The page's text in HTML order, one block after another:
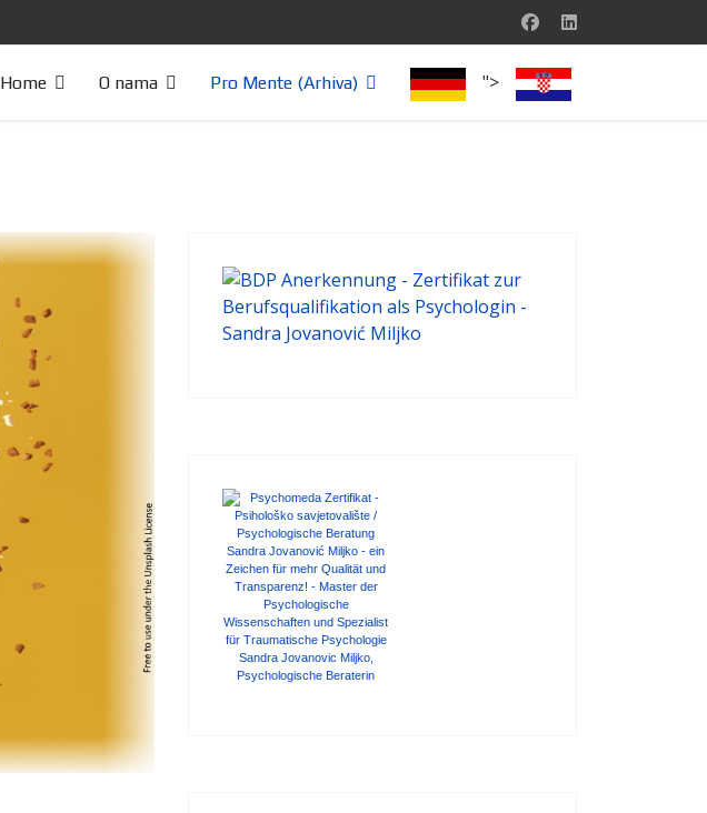
Home O nama Pro Mente (Arhiva) ">